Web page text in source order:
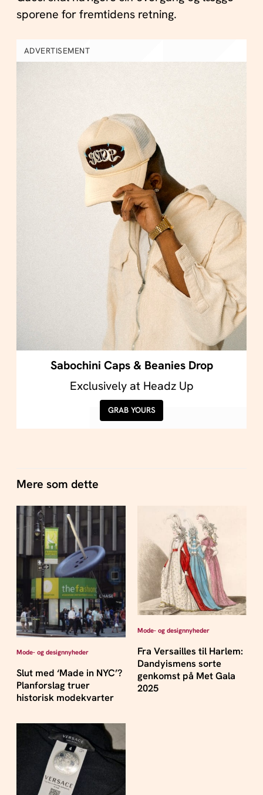
sporene for fremtidens retning.
ADVERTISEMENT
Sabochini Caps & Beanies Drop
Exclusively at Headz Up
GRAB YOURS
Mere som dette
Mode- og designnyheder
Slut med ‘Made in NYC’?
Planforslag truer
historisk modekvarter
Mode- og designnyheder
Fra Versailles til Harlem:
Dandyismens sorte
genkomst på Met Gala
2025